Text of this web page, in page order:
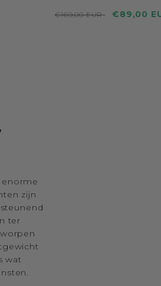
Reguliere
€169,00 EUR
Actie
€89,00
zijn
ter
wat